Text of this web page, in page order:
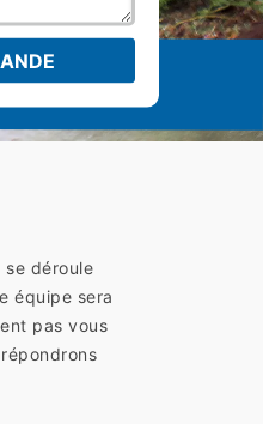
déroule
équipe sera
pas vous